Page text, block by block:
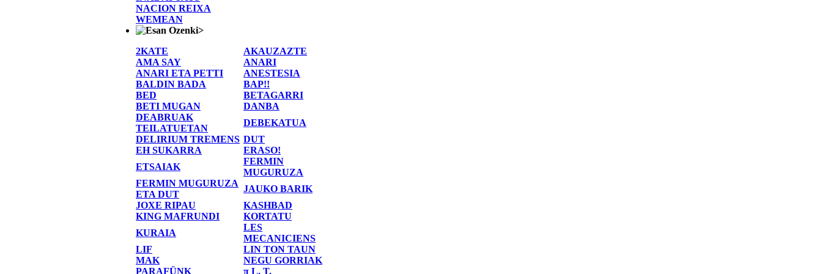
NACION REIXA
WEMEAN
>
2KATE
AKAUZAZTE
AMA SAY
ANARI
ANARI ETA PETTI
ANESTESIA
BALDIN BADA
BAP!!
BED
BETAGARRI
BETI MUGAN
DANBA
DEABRUAK
TEILATUETAN
DEBEKATUA
DELIRIUM TREMENS DUT
EH SUKARRA
ERASO!
ETSAIAK
FERMIN
MUGURUZA
FERMIN MUGURUZA
ETA DUT
JAUKO BARIK
JOXE RIPAU
KASHBAD
KING MAFRUNDI
KORTATU
KURAIA
LES
MECANICIENS
LIF
LIN TON TAUN
MAK
NEGU GORRIAK
PARAFÜNK
π L. T.